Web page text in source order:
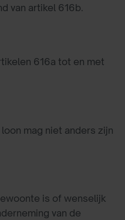
van artikel 616b.
616a tot en met
mag niet anders zijn
is of wenselijk
van de